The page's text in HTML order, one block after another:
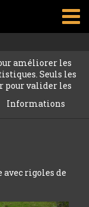
améliorer les
Seuls les
pour valider les
Informations
avec rigoles de